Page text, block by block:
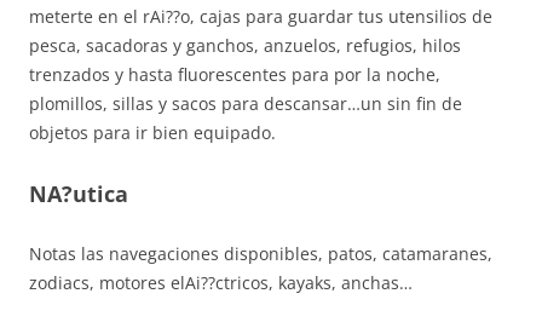
meterte en el rAi??o, cajas para guardar tus utensilios de
pesca, sacadoras y ganchos, anzuelos, refugios, hilos
trenzados y hasta fluorescentes para por la noche,
plomillos, sillas y sacos para descansar…un sin fin de
objetos para ir bien equipado.
NA?utica
Notas las navegaciones disponibles, patos, catamaranes,
zodiacs, motores elAi??ctricos, kayaks, anchas…